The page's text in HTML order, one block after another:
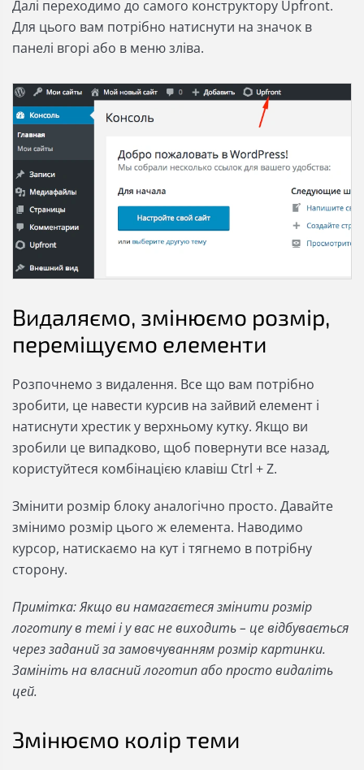
Далі переходимо до самого конструктору Upfront.
Для цього вам потрібно натиснути на значок в
панелі вгорі або в меню зліва.
Видаляємо, змінюємо розмір,
переміщуємо елементи
Розпочнемо з видалення. Все що вам потрібно
зробити, це навести курсив на зайвий елемент і
натиснути хрестик у верхньому кутку. Якщо ви
зробили це випадково, щоб повернути все назад,
користуйтеся комбінацією клавіш Ctrl + Z.
Змінити розмір блоку аналогічно просто. Давайте
змінимо розмір цього ж елемента. Наводимо
курсор, натискаємо на кут і тягнемо в потрібну
сторону.
Примітка: Якщо ви намагаєтеся змінити розмір
логотипу в темі і у вас не виходить – це відбувається
через заданий за замовчуванням розмір картинки.
Замініть на власний логотип або просто видаліть
цей.
Змінюємо колір теми